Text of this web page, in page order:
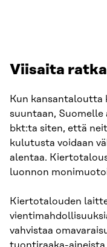
Viisaita
Kun
suuntaan, Suomelle
bkt:ta siten, että
kulutusta voidaan
alentaa.
luonnon
Kiertotalouden
vahvistaa